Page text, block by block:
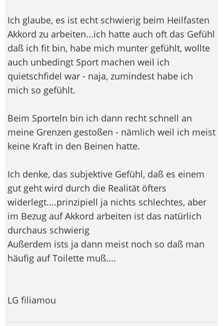
Ich glaube, es ist echt schwierig beim Heilfasten
Akkord zu arbeiten...ich hatte auch oft das Gefühl
daß ich fit bin, habe mich munter gefühlt, wollte
auch unbedingt Sport machen weil ich
quietschfidel war - naja, zumindest habe ich
mich so gefühlt.
Beim Sporteln bin ich dann recht schnell an
meine Grenzen gestoßen - nämlich weil ich meist
keine Kraft in den Beinen hatte.
Ich denke, das subjektive Gefühl, daß es einem
gut geht wird durch die Realität öfters
widerlegt....prinzipiell ja nichts schlechtes, aber
im Bezug auf Akkord arbeiten ist das natürlich
durchaus schwierig
Außerdem ists ja dann meist noch so daß man
häufig auf Toilette muß....
LG filiamou